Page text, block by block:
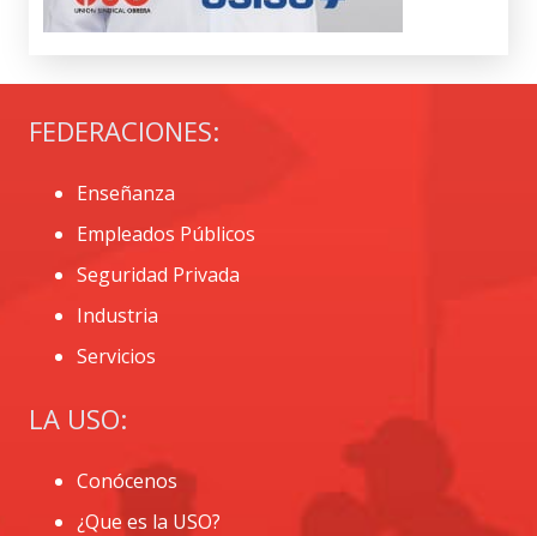
FEDERACIONES:
Enseñanza
Empleados Públicos
Seguridad Privada
Industria
Servicios
LA USO:
Conócenos
¿Que es la USO?